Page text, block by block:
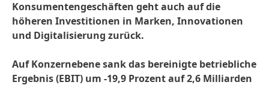
Konsumentengeschäften geht auch auf die
höheren Investitionen in Marken, Innovationen
und Digitalisierung zurück.
Auf Konzernebene sank das bereinigte betriebliche
Ergebnis(EBIT) um -19,9 Prozent auf 2,6 Milliarden